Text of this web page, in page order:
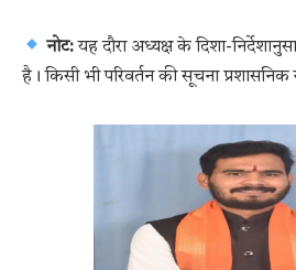
नोट:यह दौरा अध्यक्ष के दिशा-
है। किसी भी परिवर्तन की सूचना प्रशासनिक